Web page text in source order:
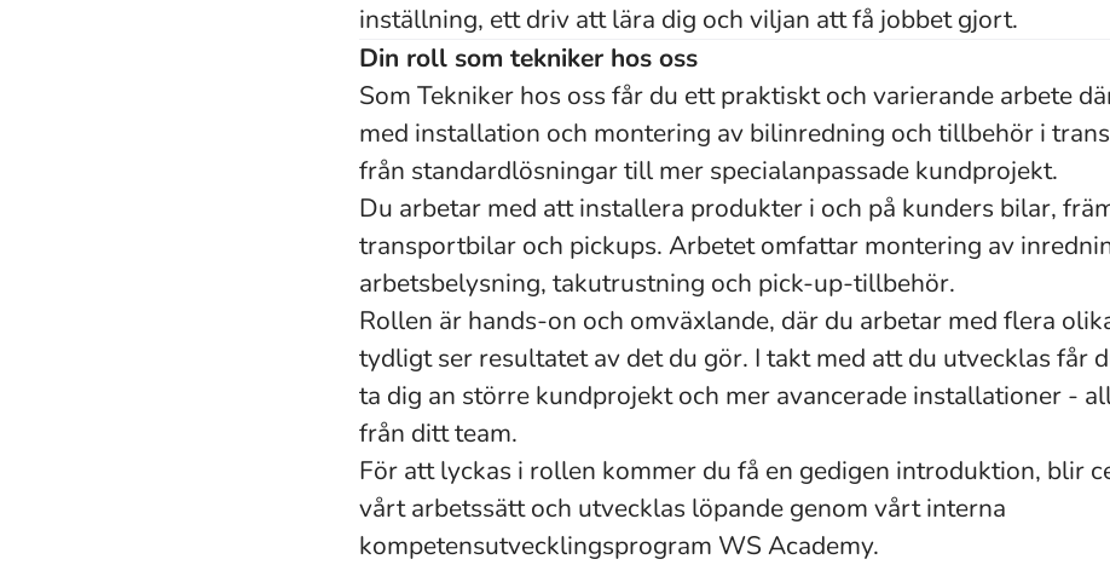
inställning, ett driv att lära dig och viljan att få jobbet gjort.
Din roll som tekniker hos oss
Som Tekniker hos oss får du ett praktiskt och varierande arbete
med installation och montering av bilinredning och tillbehör i
från standardlösningar till mer specialanpassade kundprojekt.
Du arbetar med att installera produkter i och på kunders bilar,
transportbilar och pickups. Arbetet omfattar montering av
arbetsbelysning, takutrustning och pick-up-tillbehör.
Rollen är hands-on och omväxlande, där du arbetar med flera
tydligt ser resultatet av det du gör. I takt med att du utvecklas får
ta dig an större kundprojekt och mer avancerade installationer -
från ditt team.
För att lyckas i rollen kommer du få en gedigen introduktion, blir
vårt arbetssätt och utvecklas löpande genom vårt interna
kompetensutvecklingsprogram WS Academy.